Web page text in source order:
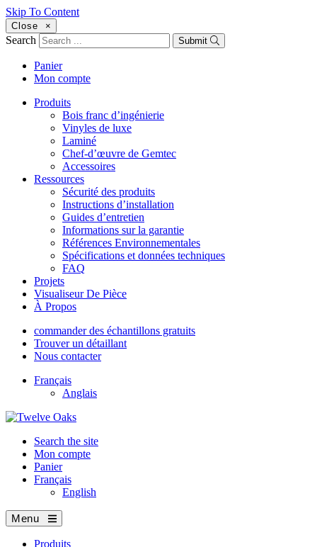
Skip To Content
Close ×
Search Submit
Panier
Mon compte
Produits
Bois franc d’ingénierie
Vinyles de luxe
Laminé
Chef-d’œuvre de Gemtec
Accessoires
Ressources
Sécurité des produits
Instructions d’installation
Guides d’entretien
Informations sur la garantie
Références Environnementales
Spécifications et données techniques
FAQ
Projets
Visualiseur De Pièce
À Propos
commander des échantillons gratuits
Trouver un détaillant
Nous contacter
Français
Anglais
Search the site
Mon compte
Panier
Français
English
Menu
Produits